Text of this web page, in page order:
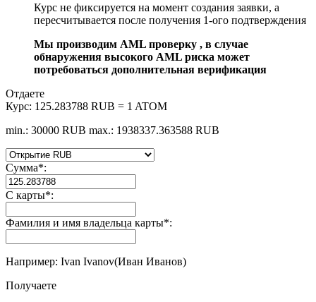
Курс не фиксируется на момент создания заявки, а
пересчитывается после получения 1-ого подтверждения
Мы производим AML проверку , в случае
обнаружения высокого AML риска может
потребоваться дополнительная верификация
Отдаете
Курс: 125.283788 RUB = 1 ATOM
min.: 30000 RUB max.: 1938337.363588 RUB
Сумма*:
С карты*:
Фамилия и имя владельца карты*:
Например: Ivan Ivanov(Иван Иванов)
Получаете